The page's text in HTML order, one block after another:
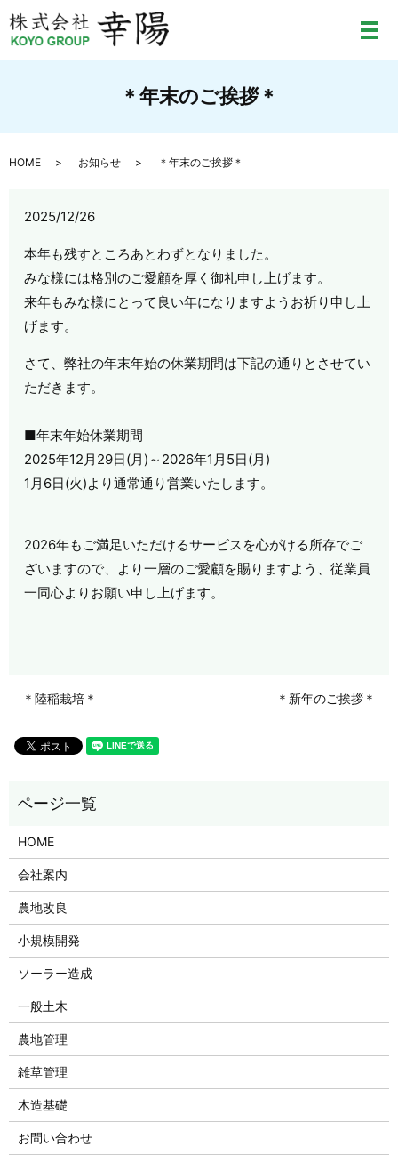
メ
＊年末のご挨拶＊
HOME お知らせ ＊年末のご挨拶＊
2025/12/26
本年も残すところあとわずとなりました。
みな様には格別のご愛顧を厚く御礼申し上げます。
来年もみな様にとって良い年になりますようお祈り申し上
げます。
さて、弊社の年末年始の休業期間は下記の通りとさせてい
ただきます。
■年末年始休業期間
2025年12月29日(月)～2026年1月5日(月)
1月6日(火)より通常通り営業いたします。
2026年もご満足いただけるサービスを心がける所存でご
ざいますので、より一層のご愛顧を賜りますよう、従業員
一同心よりお願い申し上げます。
＊陸稲栽培＊ ＊新年のご挨拶＊
HOME
会社案内
農地改良
小規模開発
ソーラー造成
一般土木
農地管理
雑草管理
木造基礎
お問い合わせ